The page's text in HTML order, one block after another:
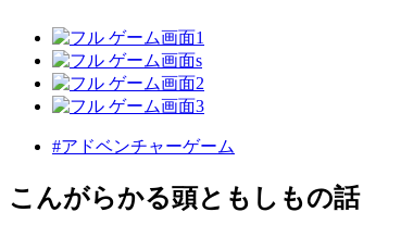
#アドベンチャーゲーム
こんがらかる頭ともしもの話